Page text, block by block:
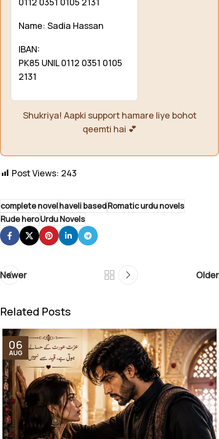
Name: Sadia Hassan
IBAN:
PK85 UNIL 0112 0351 0105
2131
Shukriya! Aapki support hamare liye bohot
qeemti hai 💕
Post Views: 243
complete novelhaveli basedRomatic urdu novels
Rude heroUrdu Novels
Newer Older
Related Posts
06
AUG